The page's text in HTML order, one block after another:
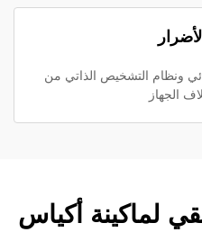
ونظام التشخيص الذاتي من
الجهاز
لماكينة أكياس